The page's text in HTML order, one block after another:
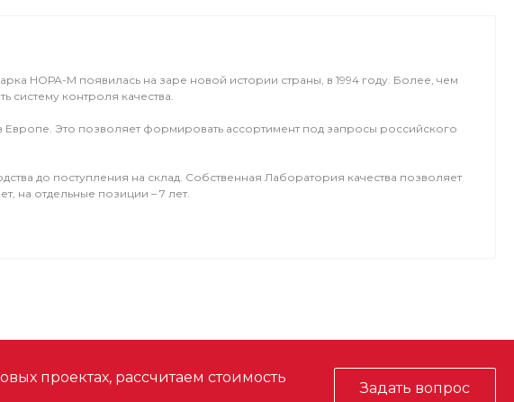
НОРА-М появилась на заре новой истории страны, в 1994 году. Более, чем
систему контроля качества.
Это позволяет формировать ассортимент под запросы российского
до поступления на склад. Собственная Лаборатория качества позволяет
на отдельные позиции – 7 лет.
проектах, рассчитаем стоимость
Задать вопрос